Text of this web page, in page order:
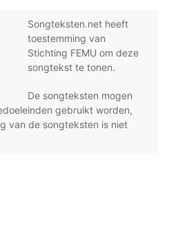
Songteksten.net heeft
toestemming van
Stichting FEMU om deze
songtekst te tonen.
De songteksten mogen
gebruikt worden,
van de songteksten is niet